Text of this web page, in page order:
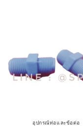
อุปกรณ์ท่อและข้อต่อ